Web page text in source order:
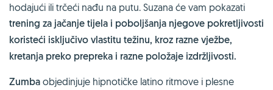
hodajući ili trčeći nađu na putu. Suzana će vam pokazati
trening za jačanje tijela i poboljšanja njegove pokretljivosti
koristeći isključivo vlastitu težinu, kroz razne vježbe,
kretanja preko prepreka i razne položaje izdržljivosti.
Zumba objedinjuje hipnotičke latino ritmove i plesne